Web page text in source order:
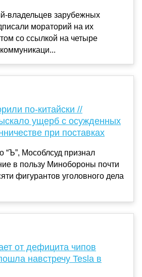
владельцев зарубежных
мораторий на их
со ссылкой на четыре
по-китайски //
ущерб с осужденных
при поставках
“Ъ”, Мособлсуд признал
в пользу Минобороны почти
фигурантов уголовного дела
от дефицита чипов
навстречу Tesla в